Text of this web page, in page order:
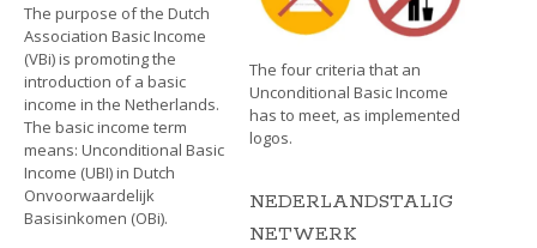
The purpose of the Dutch
Association Basic Income
(VBi) is promoting the
introduction of a basic
income in the Netherlands.
The basic income term
means: Unconditional Basic
Income (UBI) in Dutch
Onvoorwaardelijk
Basisinkomen (OBi).
The four criteria that an
Unconditional Basic Income
has to meet, as implemented
logos.
NEDERLANDSTALIG
NETWERK